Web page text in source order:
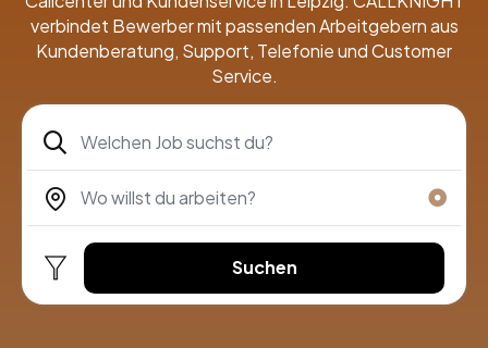
verbindet Bewerber mit passenden Arbeitgebern aus
Kundenberatung, Support, Telefonie und Customer
Service.
Suchen